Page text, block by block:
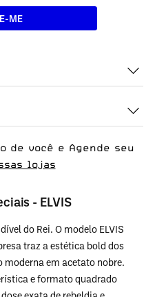
- ELVIS
do Rei. O modelo ELVIS
traz a estética bold dos
em acetato nobre.
e formato quadrado
ME
para o dia a dia.
você e Agende seu
lojas